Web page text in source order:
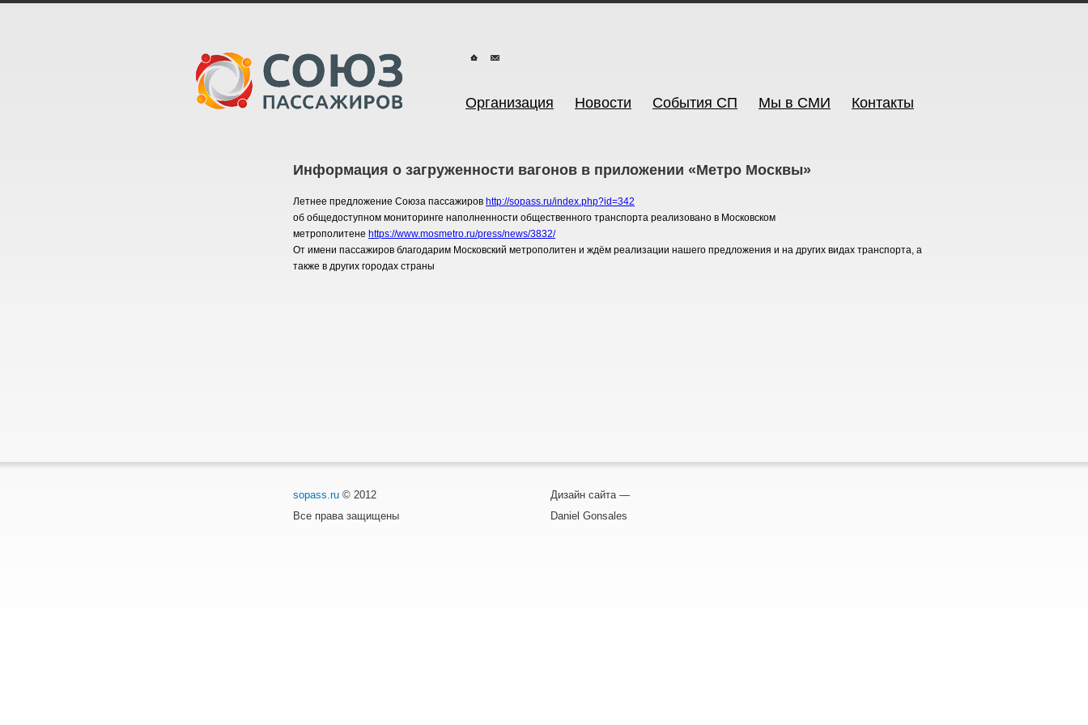
Организация Новости События СП Мы в СМИ Контакты
Информация о загруженности вагонов в приложении «Метро Москвы»
Летнее предложение Союза пассажиров http://sopass.ru/index.php?id=342
об общедоступном мониторинге наполненности общественного транспорта реализовано в Московском
метрополитене https://www.mosmetro.ru/press/news/3832/
От имени пассажиров благодарим Московский метрополитен и ждём реализации нашего предложения и на других видах транспорта, а
также в других городах страны
sopass.ru © 2012
Все права защищены
Дизайн сайта —
Daniel Gonsales